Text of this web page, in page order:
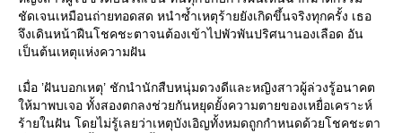
ชัดเจนเหมือนถ่ายทอดสด หนำซ้ำเหตุร้ายยังเกิดขึ้นจริงทุกครั้ง เธอ
จึงเดินหน้าฝืนโชคชะตาจนต้องเข้าไปพัวพันปริศนานองเลือด อัน
เป็นต้นเหตุแห่งความฝัน
เมื่อ ’ฝันบอกเหตุ’ ชักนำนักสืบหนุ่มดวงดีและหญิงสาวผู้ล่วงรู้อนาคต
ห้มาพบเจอ ทั้งสองตกลงช่วยกันหยุดยั้งความตายของเหยื่อเคราะห์
ร้ายในฝัน โดยไม่รู้เลยว่าเหตุบังเอิญทั้งหมดถูกกำหนดด้วยโชคชะตา